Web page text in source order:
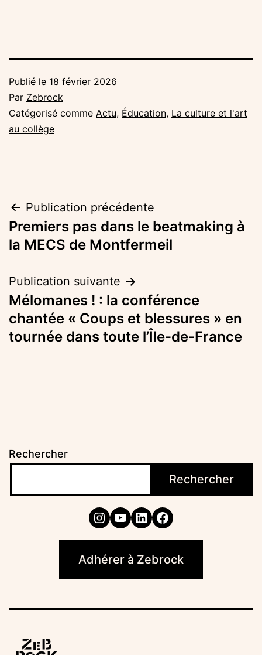
Publié le 18 février 2026
Par Zebrock
Catégorisé comme Actu, Éducation, La culture et l'art
au collège
Navigation
de
Publication précédente
Premiers pas dans le beatmaking à
la MECS de Montfermeil
Publication suivante
Mélomanes ! : la conférence
chantée « Coups et blessures » en
tournée dans toute l’Île-de-France
Rechercher
Rechercher
Instagram
YouTube
LinkedIn
Facebook
Adhérer à Zebrock